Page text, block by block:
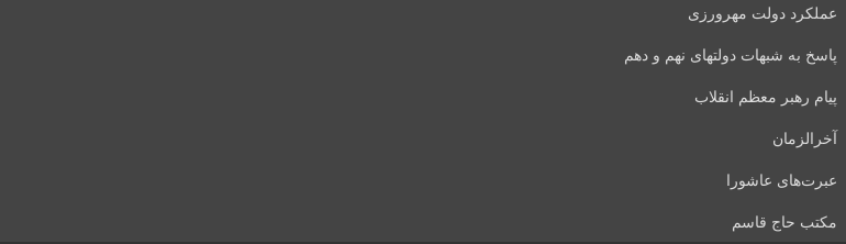
عملکرد دولت مهرورزی
پاسخ به شبهات دولتهای نهم و دهم
پیام رهبر معظم انقلاب
آخرالزمان
عبرت‌های عاشورا
مکتب حاج قاسم